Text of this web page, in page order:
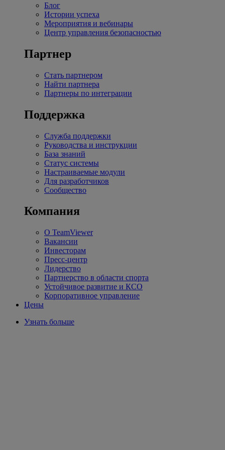
Блог
Истории успеха
Мероприятия и вебинары
Центр управления безопасностью
Партнер
Стать партнером
Найти партнера
Партнеры по интеграции
Поддержка
Служба поддержки
Руководства и инструкции
База знаний
Статус системы
Настраиваемые модули
Для разработчиков
Сообщество
Компания
О TeamViewer
Вакансии
Инвесторам
Пресс-центр
Лидерство
Партнерство в области спорта
Устойчивое развитие и КСО
Корпоративное управление
Цены
Узнать больше